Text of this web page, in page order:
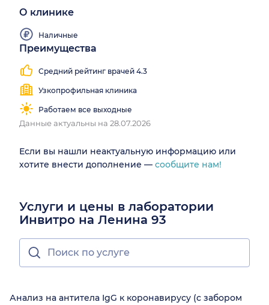
О клинике
Наличные
Преимущества
Средний рейтинг врачей 4.3
Узкопрофильная клиника
Работаем все выходные
Данные актуальны на 28.07.2026
Если вы нашли неактуальную информацию или
хотите внести дополнение — сообщите нам!
Услуги и цены в лаборатории
Инвитро на Ленина 93
Анализ на антитела IgG к коронавирусу (с забором